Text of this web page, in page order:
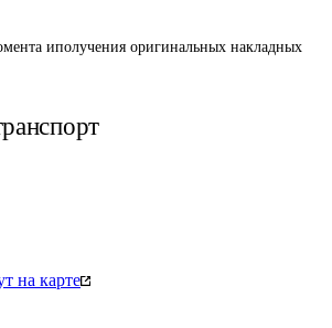
иполучения оригинальных накладных
на карте